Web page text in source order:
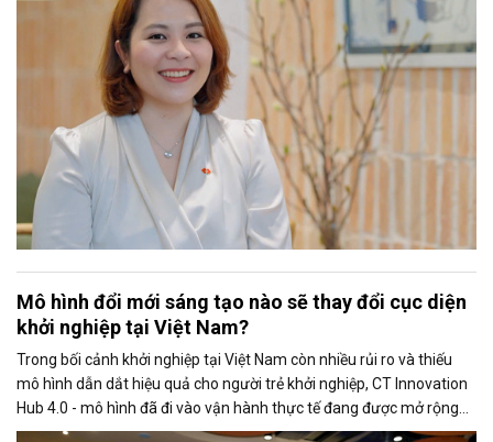
Mô hình đổi mới sáng tạo nào sẽ thay đổi cục diện
khởi nghiệp tại Việt Nam?
Trong bối cảnh khởi nghiệp tại Việt Nam còn nhiều rủi ro và thiếu
mô hình dẫn dắt hiệu quả cho người trẻ khởi nghiệp, CT Innovation
Hub 4.0 - mô hình đã đi vào vận hành thực tế đang được mở rộng
và có khả năng nhượng quyền trên toàn quốc.